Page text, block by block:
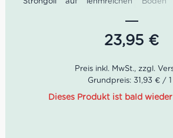
geben dem Wein seine intensive
verbinden sich Waldbeeren, reife
und Kakao. Am Gaumen wirkt
kräftigen mediterranen
Schmorgerichten, Wild, gereiftem
23,95 €
Grundpreis: 31,93 € /
Dieses Produkt ist bald